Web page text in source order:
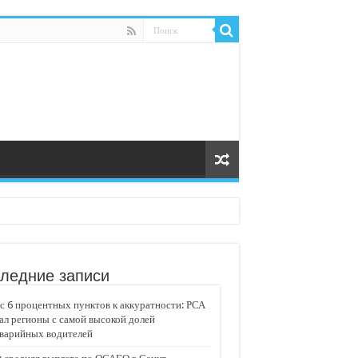
«Движение»
записи
6 процентных пунктов к аккуратности: РСА
регионы с самой высокой долей
водителей